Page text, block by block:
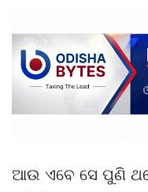
ଆଉ ଏବେ ସେ ପୁଣି